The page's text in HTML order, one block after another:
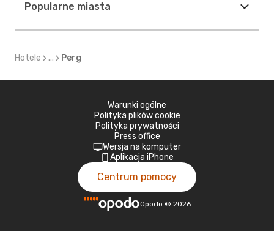
Popularne miasta
Hotele ... Perg
Warunki ogólne
Polityka plików cookie
Polityka prywatności
Press office
Wersja na komputer
Aplikacja iPhone
Centrum pomocy
Opodo © 2026